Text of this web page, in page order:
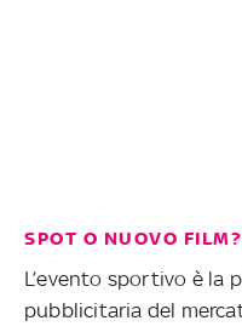
SPOT O NUOVO FILM?
L’evento sportivo è la
pubblicitaria del